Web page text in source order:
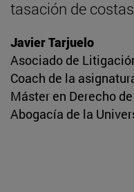
tasación de costas
Javier Tarjuelo
Asociado de
Coach de la
Máster en Derecho
Abogacía de la